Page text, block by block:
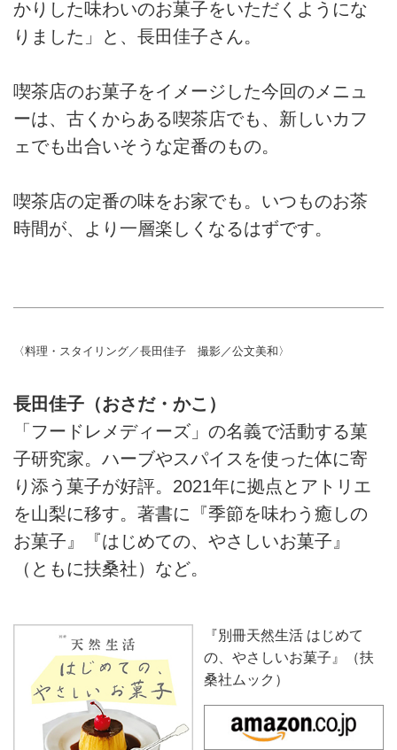
かりした味わいのお菓子をいただくようにな
りました」と、長田佳子さん。
喫茶店のお菓子をイメージした今回のメニュ
ーは、古くからある喫茶店でも、新しいカフ
ェでも出合いそうな定番のもの。
喫茶店の定番の味をお家でも。いつものお茶
時間が、より一層楽しくなるはずです。
〈料理・スタイリング／長田佳子 撮影／公文美和〉
長田佳子（おさだ・かこ）
「フードレメディーズ」の名義で活動する菓
子研究家。ハーブやスパイスを使った体に寄
り添う菓子が好評。2021年に拠点とアトリエ
を山梨に移す。著書に『季節を味わう癒しの
お菓子』『はじめての、やさしいお菓子』
（ともに扶桑社）など。
『別冊天然生活 はじめて
の、やさしいお菓子』（扶
桑社ムック）